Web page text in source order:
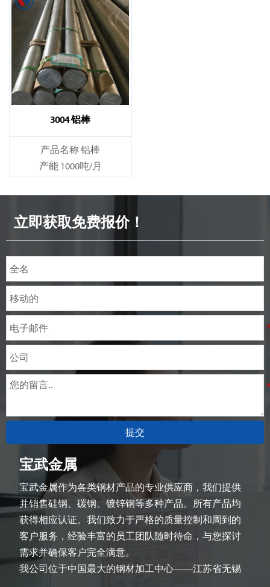
3004 铝棒
产品名称 铝棒
产能 1000吨/月
立即获取免费报价！
提交
宝武金属
宝武金属作为各类钢材产品的专业供应商，我们提供
并销售硅钢、碳钢、镀锌钢等多种产品。所有产品均
获得相应认证。我们致力于严格的质量控制和周到的
客户服务，经验丰富的员工团队随时待命，与您探讨
需求并确保客户完全满意。
我公司位于中国最大的钢材加工中心——江苏省无锡